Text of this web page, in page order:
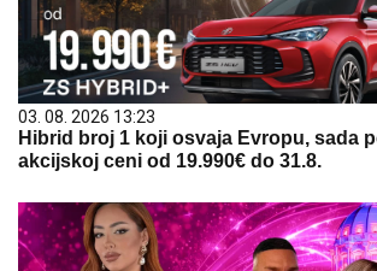
03. 08. 2026 13:23
Hibrid broj 1 koji osvaja Evropu, sada
akcijskoj ceni od 19.990€ do 31.8.